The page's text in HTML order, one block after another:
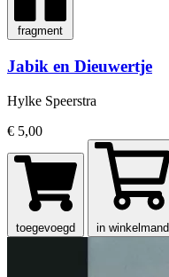
fragment
Jabik en Dieuwertje
Hylke Speerstra
€ 5,00
toegevoegd in winkelmand